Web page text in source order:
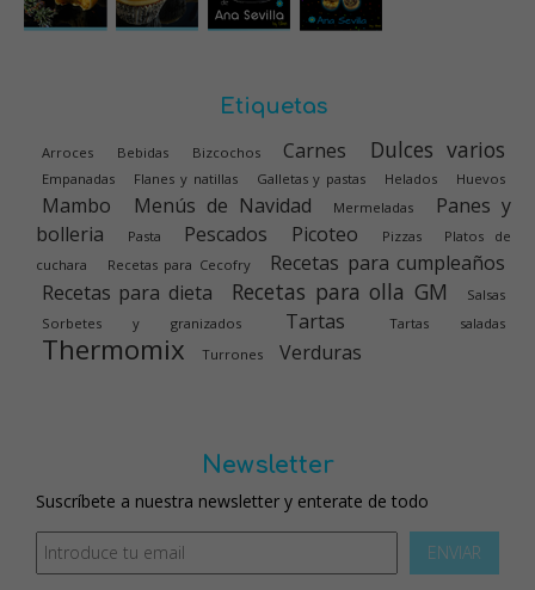
Etiquetas
Arroces Bebidas Bizcochos Carnes Dulces varios
Empanadas Flanes y natillas Galletas y pastas Helados Huevos
Mambo Menús de Navidad Mermeladas
Panes y
bolleria
Pasta Pescados Picoteo Pizzas
Platos de
cuchara
Recetas para Cecofry
Recetas para cumpleaños
Recetas para dieta
Recetas para olla GM
Salsas
Sorbetes y granizados
Tartas Tartas saladas
Thermomix Turrones Verduras
Newsletter
Suscríbete a nuestra newsletter y enterate de todo
ENVIAR